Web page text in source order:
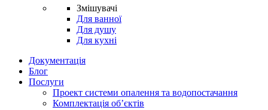
Змішувачі
Для ванної
Для душу
Для кухні
Документація
Блог
Послуги
Проект системи опалення та водопостачання
Комплектація об’єктів